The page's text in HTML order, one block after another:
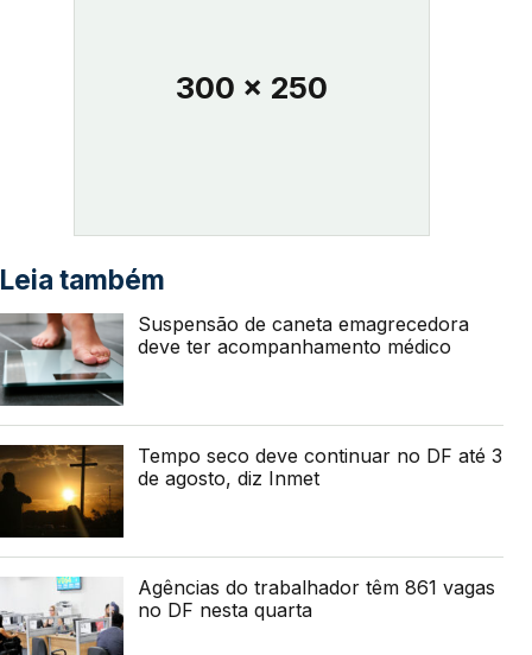
300 x 250
Leia também
Suspensão de caneta emagrecedora
deve ter acompanhamento médico
Tempo seco deve continuar no DF até 3
de agosto, diz Inmet
Agências do trabalhador têm 861 vagas
no DF nesta quarta